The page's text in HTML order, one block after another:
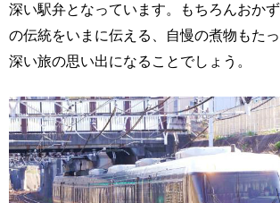
深い駅弁となっています。もちろんおかず
の伝統をいまに伝える、自慢の煮物もた
深い旅の思い出になることでしょう。